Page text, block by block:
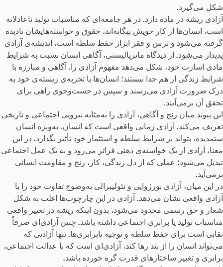
شکل می‌گیرد.
آزادی ریشه در ماده دارد. در هر جامعه‌ای که مناسبات تولید ناعادلانه
است، انسان‌ها از کار خویش بیگانه‌اند، حقوق و خواسته‌هایشان نادیده
گرفته می‌شود و ترس و فقر ابزار حفظ سلطه است، اندیشه‌ی آزادی
پدیدار می‌شود. از دیدگاه ماتریالیستی، آگاهی انسان نسبت به شرایط
مادی اسارت خود، شکل می‌دهد مفهوم آزادی را . آگاهی و مبارزه با
شرایط زندگی از هم جدا نیستند؛ انسان‌ها با تجربه‌ی زیسته‌ی خود به
درک ضرورت آزادی می‌رسند و سپس در جست‌وجوی راهی برای
تحقق آن برمی‌آیند.
این پیوند میان رنج و آگاهی، آزادی را به‌مثابه نیرویی اجتماعی و تاریخی
تعریف می‌کند. آزادی زمانی واقعی است که انسان، به‌ویژه انسان
ستمدیده، بتواند بر شرایط سلطه و استثمار خود تأثیر بگذارد. در این
معنا، آزادی از یک خواسته‌ی ذهنی فراتر می‌رود و به یک عمل اجتماعی
تبدیل می‌شود؛ عملی که از دل زندگی، کار، رنج و مقاومت انسانی
برمی‌آید.
در این میان، آزادی بورژوایی و نئولیبرالی به‌وضوح تفاوت خود را با
آزادی واقعی نشان می‌دهد. آزادی در این چارچوب‌ها اغلب به شکل
شعار و حق رسمی محدود می‌شود، بدون اینکه ریشه در تغییر واقعی
مناسبات تولید یا برابری اجتماعی داشته باشد. چنین آزادی‌ای صرفاً
نقابی است برای حفظ سلطه و توجیه نابرابری‌ها. تنها آزادیی که
می‌تواند انسان را از بند رها کند، آزادی‌ای است که با عدالت اجتماعی،
برابری و تغییر ساختارهای قدرت گره خورده باشد.